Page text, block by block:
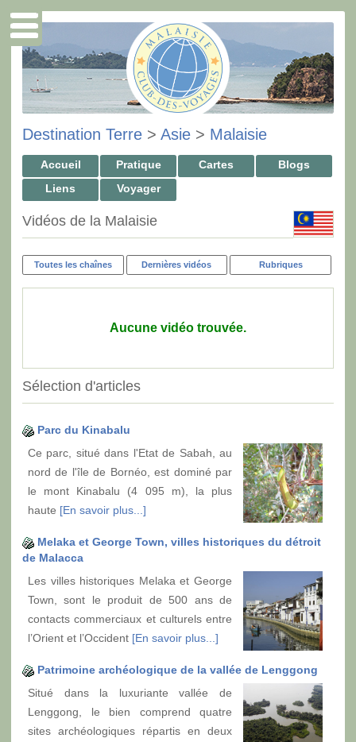
Destination Terre > Asie > Malaisie
Accueil Pratique Cartes
Blogs
Liens
Voyager
Vidéos de la Malaisie
Toutes les chaînes Dernières vidéos Rubriques
Aucune vidéo trouvée.
Sélection d'articles
Parc du Kinabalu
Ce parc, situé dans l'Etat de Sabah, au
nord de l'île de Bornéo, est dominé par
le mont Kinabalu (4 095 m), la plus
haute [En savoir plus...]
Melaka et George Town, villes historiques du détroit
de Malacca
Les villes historiques Melaka et George
Town, sont le produit de 500 ans de
contacts commerciaux et culturels entre
l’Orient et l’Occident [En savoir plus...]
Patrimoine archéologique de la vallée de Lenggong
Situé dans la luxuriante vallée de
Lenggong, le bien comprend quatre
sites archéologiques répartis en deux